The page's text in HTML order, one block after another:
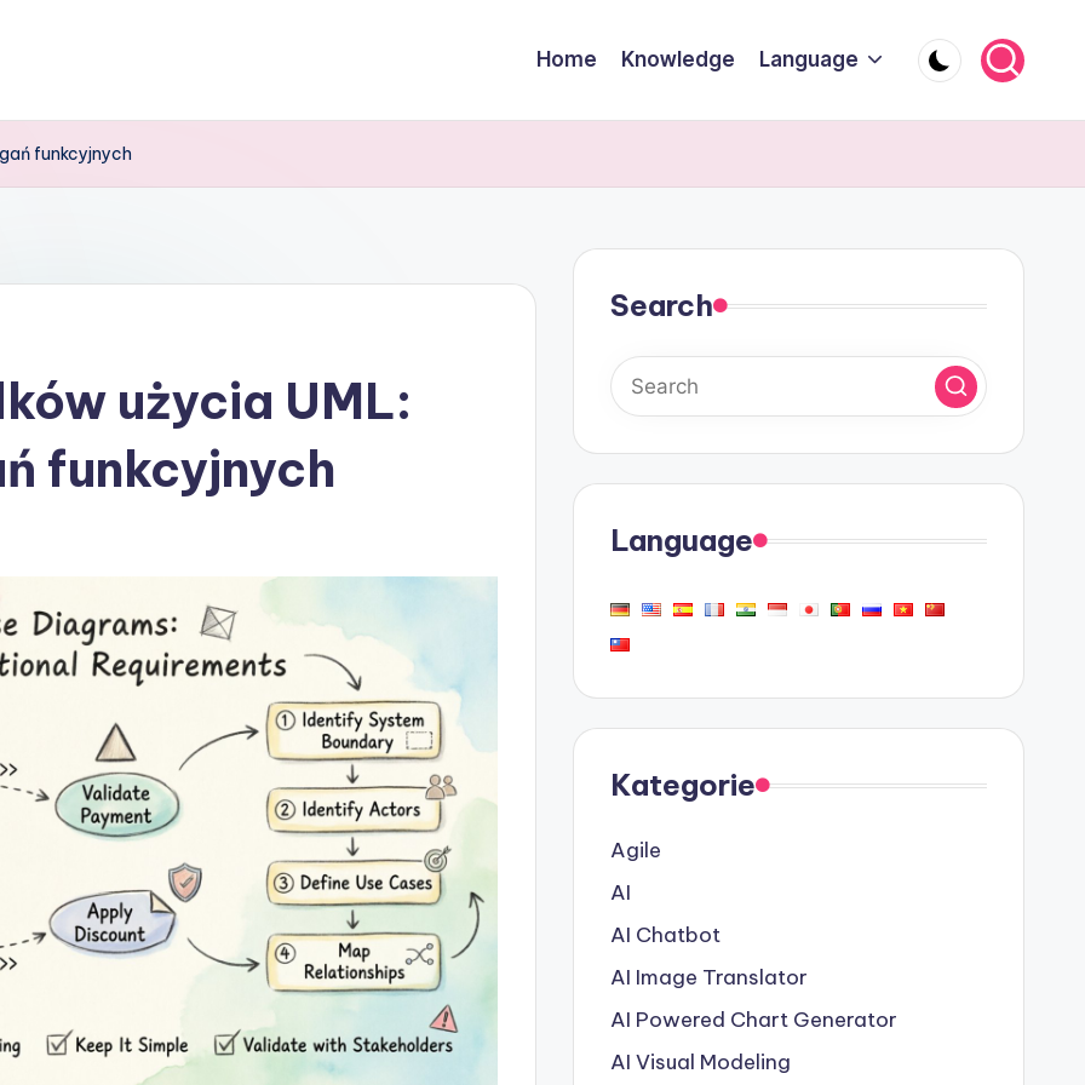
Home Knowledge Language
funkcyjnych
użycia UML:
funkcyjnych
Search
Language
Kategorie
Agile
AI
AI Chatbot
AI Image Translator
AI Powered Chart Generator
AI Visual Modeling